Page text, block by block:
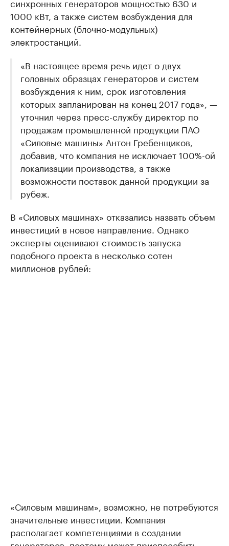
синхронных генераторов мощностью 630 и
1000 кВт, а также систем возбуждения для
контейнерных (блочно-модульных)
электростанций.
«В настоящее время речь идет о двух
головных образцах генераторов и систем
возбуждения к ним, срок изготовления
которых запланирован на конец 2017 года», —
уточнил через пресс-службу директор по
продажам промышленной продукции ПАО
«Силовые машины» Антон Гребенщиков,
добавив, что компания не исключает 100%-ой
локализации производства, а также
возможности поставок данной продукции за
рубеж.
В «Силовых машинах» отказались назвать объем
инвестиций в новое направление. Однако
эксперты оценивают стоимость запуска
подобного проекта в несколько сотен
миллионов рублей:
«Силовым машинам», возможно, не потребуются
значительные инвестиции. Компания
располагает компетенциями в создании